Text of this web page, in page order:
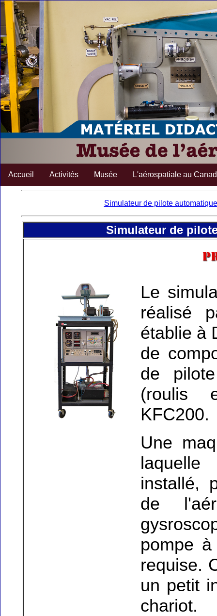
Accueil Activités Musée L'aérospatiale au
Simulateur de pilote
Simulateur de
Le
réalisé
établie à
de
de
(roulis
KFC200.
Une
installé,
de
pompe
requise.
un petit
chariot.